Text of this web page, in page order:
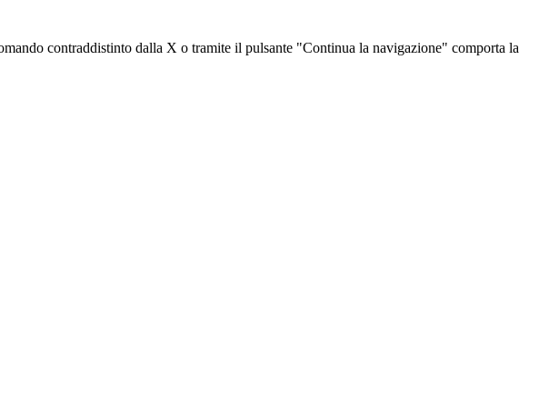
contraddistinto dalla X o tramite il pulsante "Continua la navigazione" comporta la